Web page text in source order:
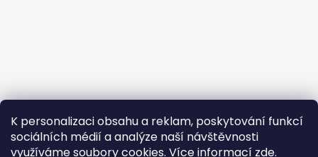
K personalizaci obsahu a reklam, poskytování funkcí
sociálních médií a analýze naší návštěvnosti
využíváme soubory cookies. Více informací zde.